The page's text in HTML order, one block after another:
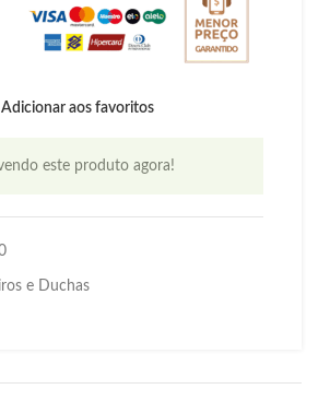
Adicionar aos favoritos
este produto agora!
e Duchas